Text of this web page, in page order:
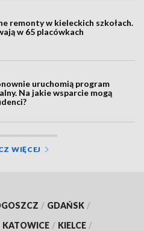
remonty w kieleckich szkołach.
w 65 placówkach
uruchomią program
Na jakie wsparcie mogą
WIĘCEJ
/ GDAŃSK /
KATOWICE / KIELCE /